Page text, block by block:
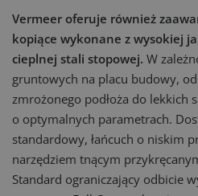
Vermeer oferuje również
kopiące wykonane z wysokiej
cieplnej stali stopowej. W
gruntowych na placu budowy,
zmrożonego podłoża do lekkich
o optymalnych parametrach.
standardowy, łańcuch o niskim
narzędziem tnącym
Standard ograniczający odbicie